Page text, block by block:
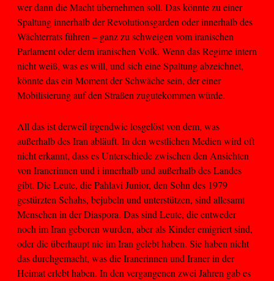
wer dann die Macht übernehmen soll. Das könnte zu einer
Spaltung innerhalb der Revolutionsgarden oder innerhalb des
Wächterrats führen – ganz zu schweigen vom iranischen
Parlament oder dem iranischen Volk. Wenn das Regime intern
nicht weiß, was es will, und sich eine Spaltung abzeichnet,
könnte das ein Moment der Schwäche sein, der einer
Mobilisierung auf den Straßen zugutekommen würde.
All das ist derweil irgendwie losgelöst von dem, was
außerhalb des Iran abläuft. In den westlichen Medien wird oft
nicht erkannt, dass es Unterschiede zwischen den Ansichten
von Iranerinnen und i innerhalb und außerhalb des Landes
gibt. Die Leute, die Pahlavi Junior, den Sohn des 1979
gestürzten Schahs, bejubeln und unterstützen, sind allesamt
Menschen in der Diaspora. Das sind Leute, die entweder
noch im Iran geboren wurden, aber als Kinder emigriert sind,
oder die überhaupt nie im Iran gelebt haben. Sie haben nicht
das durchgemacht, was die Iranerinnen und Iraner in der
Heimat erlebt haben. In den vergangenen zwei Jahren gab es